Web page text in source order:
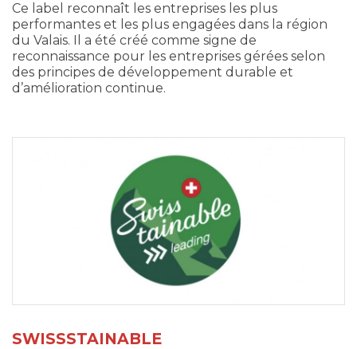
Ce label reconnaît les entreprises les plus
performantes et les plus engagées dans la région
du Valais. Il a été créé comme signe de
reconnaissance pour les entreprises gérées selon
des principes de développement durable et
d’amélioration continue.
SWISSSTAINABLE